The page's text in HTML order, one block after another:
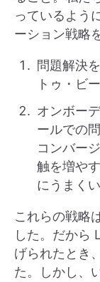
っているよう
ーション戦略
問題解決
トゥ・ビ
オンボー
ールでの
コンバー
触を増や
にうまく
これらの戦略
した。だから
げられたとき
た。しかし、